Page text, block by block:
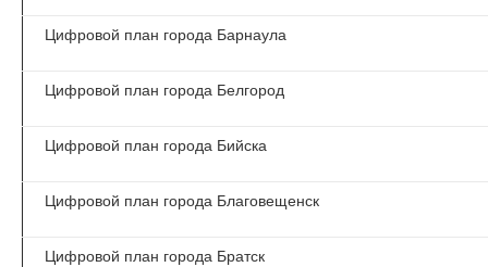
Цифровой план города Барнаула
Цифровой план города Белгород
Цифровой план города Бийска
Цифровой план города Благовещенск
Цифровой план города Братск